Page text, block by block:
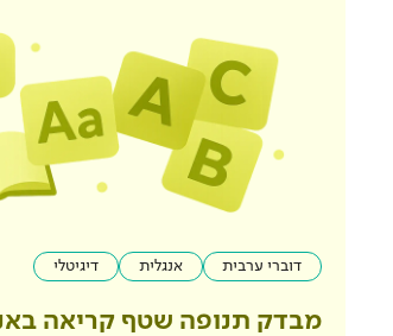
דוברי ערבית אנגלית דיגיטלי
מבדק תנופה שטף קריאה